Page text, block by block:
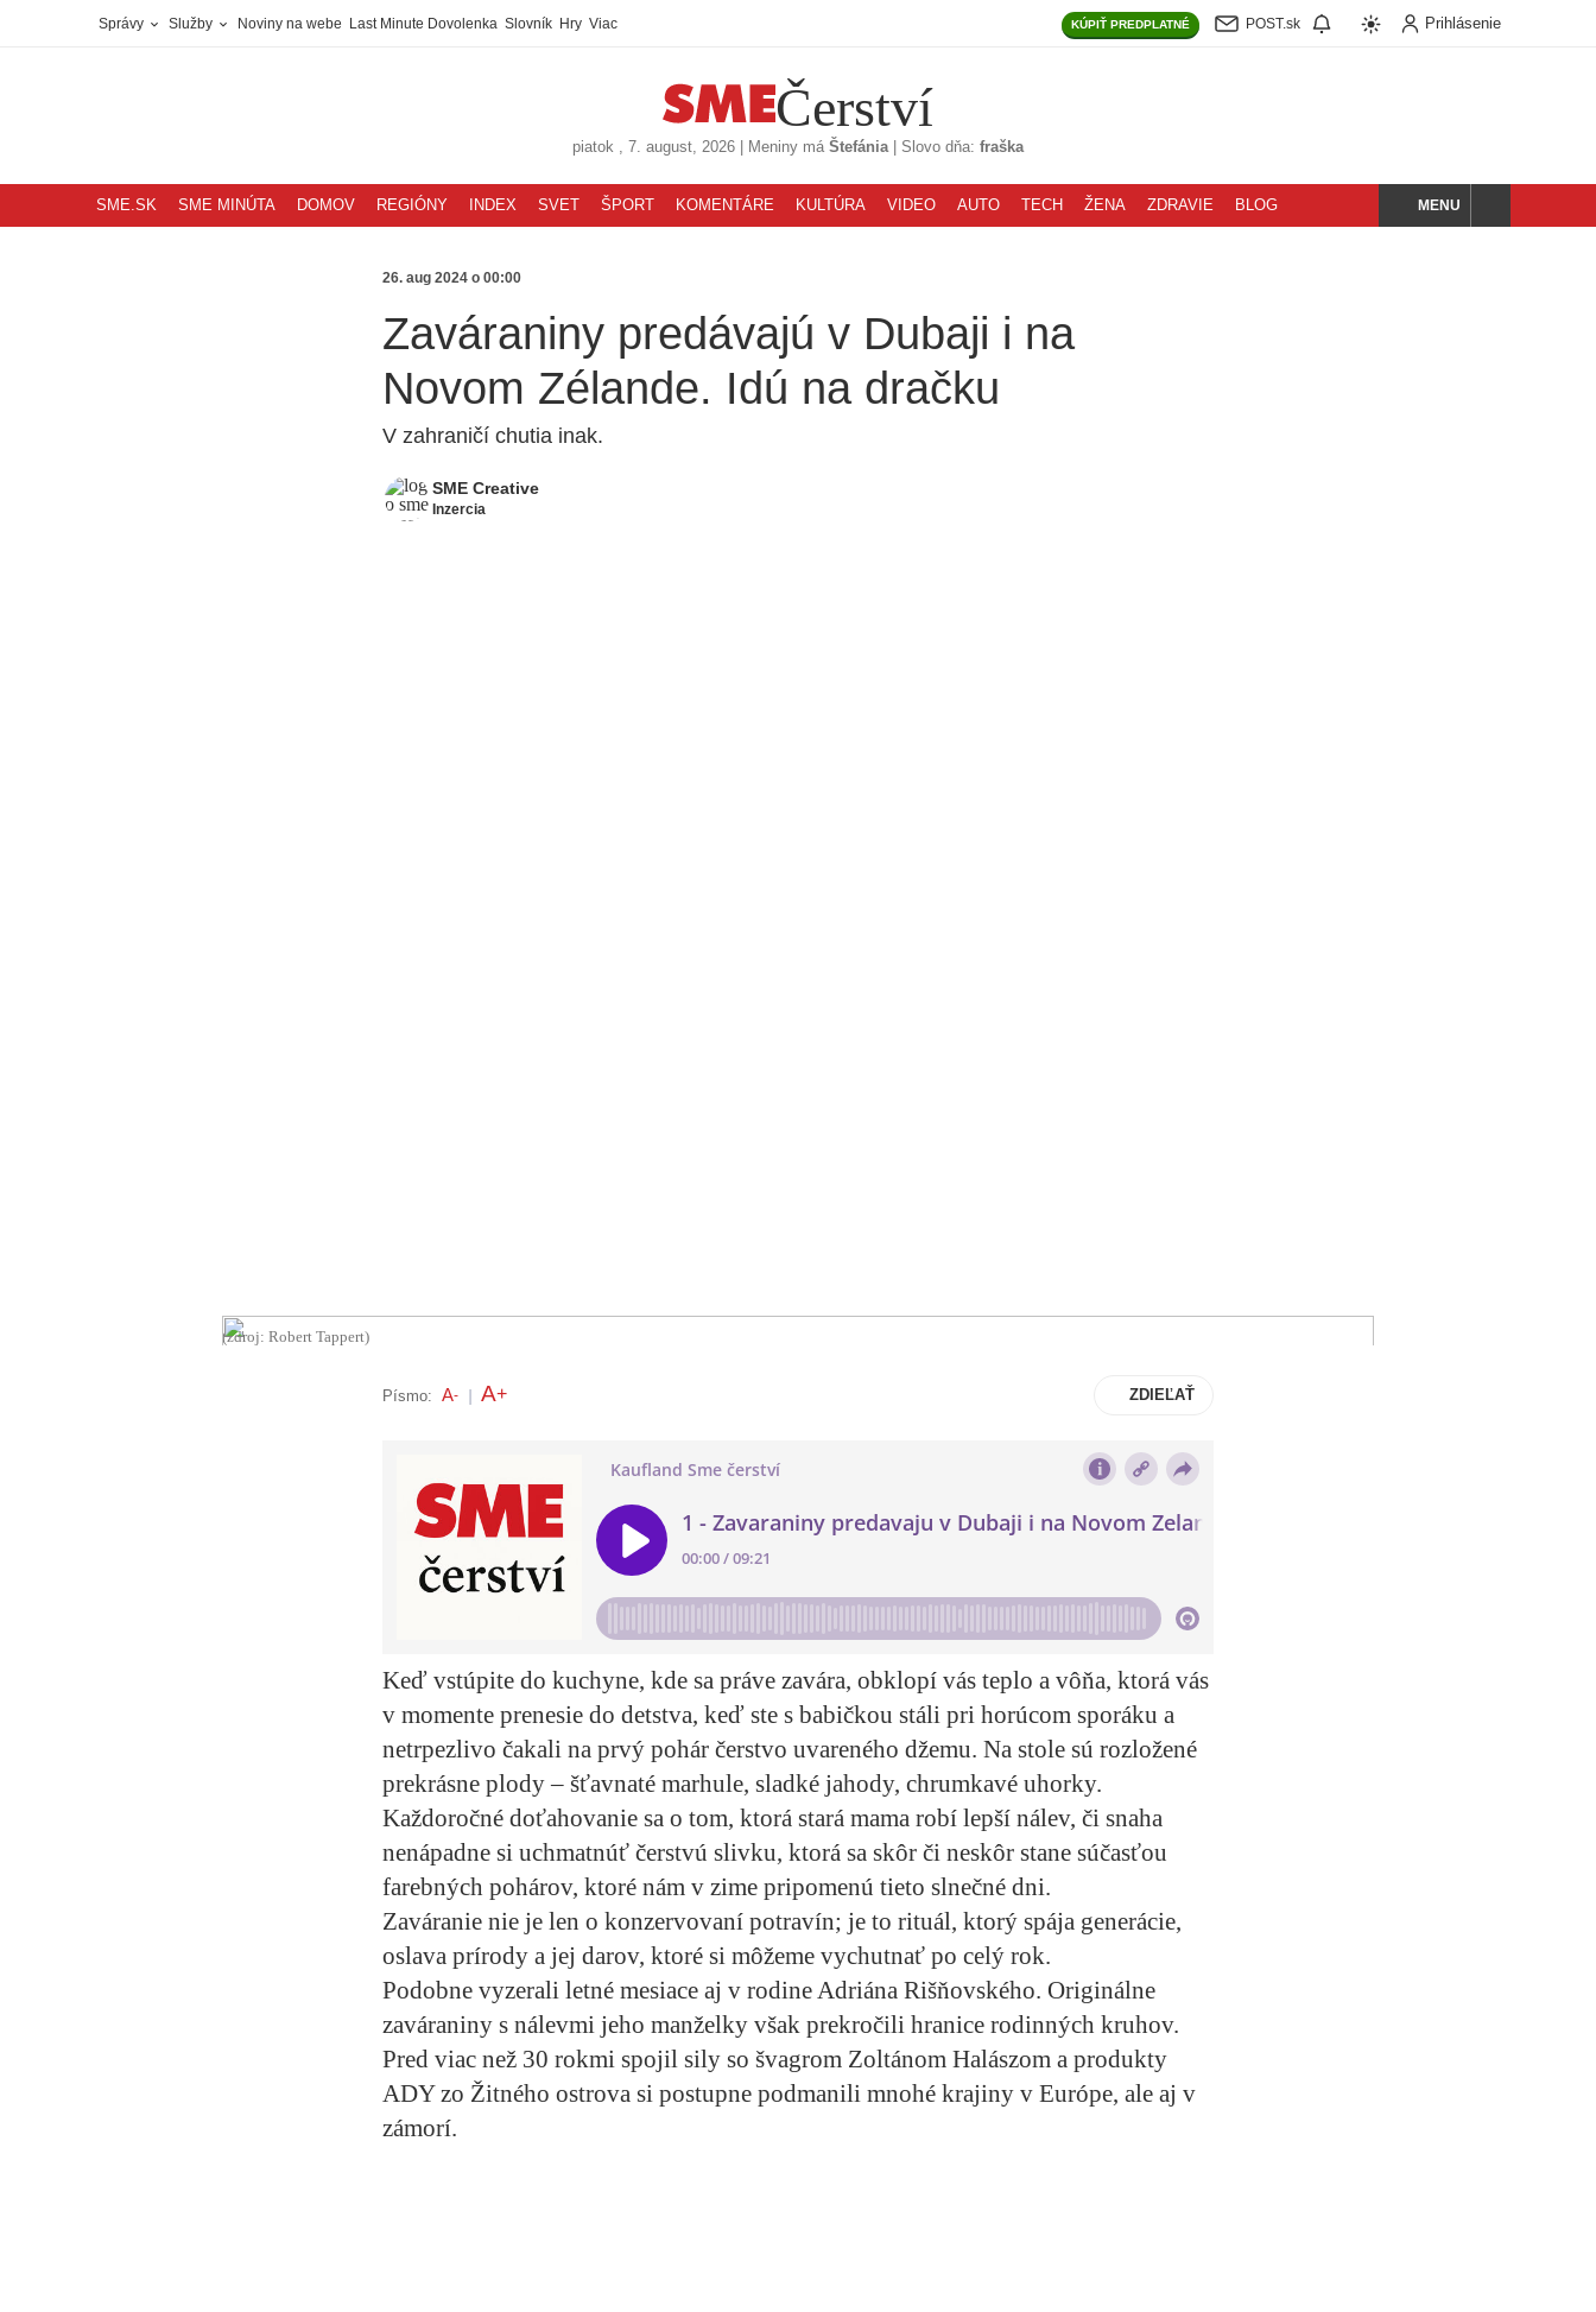
Správy Služby Noviny na webe Last Minute Dovolenka Slovník Hry Viac KÚPIŤ PREDPLATNÉ POST.sk Prihlásenie
Čerství
piatok , 7. august, 2026 Meniny má Štefánia| Slovo dňa: fraška
SME.SK SME MINÚTA DOMOV REGIÓNY INDEX SVET ŠPORT KOMENTÁRE KULTÚRA VIDEO AUTO TECH ŽENA ZDRAVIE BLOG HĽADAJMENU
26. aug 2024 o 00:00
Zaváraniny predávajú v Dubaji i na
Novom Zélande. Idú na dračku
V zahraničí chutia inak.
SME Creative
Inzercia
(zdroj: Robert Tappert)
Písmo: A- A+ ZDIEĽAŤ
Keď vstúpite do kuchyne, kde sa práve zavára, obklopí vás teplo a vôňa, ktorá vás
v momente prenesie do detstva, keď ste s babičkou stáli pri horúcom sporáku a
netrpezlivo čakali na prvý pohár čerstvo uvareného džemu. Na stole sú rozložené
prekrásne plody – šťavnaté marhule, sladké jahody, chrumkavé uhorky.
Každoročné doťahovanie sa o tom, ktorá stará mama robí lepší nálev, či snaha
nenápadne si uchmatnúť čerstvú slivku, ktorá sa skôr či neskôr stane súčasťou
farebných pohárov, ktoré nám v zime pripomenú tieto slnečné dni.
Zaváranie nie je len o konzervovaní potravín; je to rituál, ktorý spája generácie,
oslava prírody a jej darov, ktoré si môžeme vychutnať po celý rok.
Podobne vyzerali letné mesiace aj v rodine Adriána Rišňovského. Originálne
zaváraniny s nálevmi jeho manželky však prekročili hranice rodinných kruhov.
Pred viac než 30 rokmi spojil sily so švagrom Zoltánom Halászom a produkty
ADY zo Žitného ostrova si postupne podmanili mnohé krajiny v Európe, ale aj v
zámorí.